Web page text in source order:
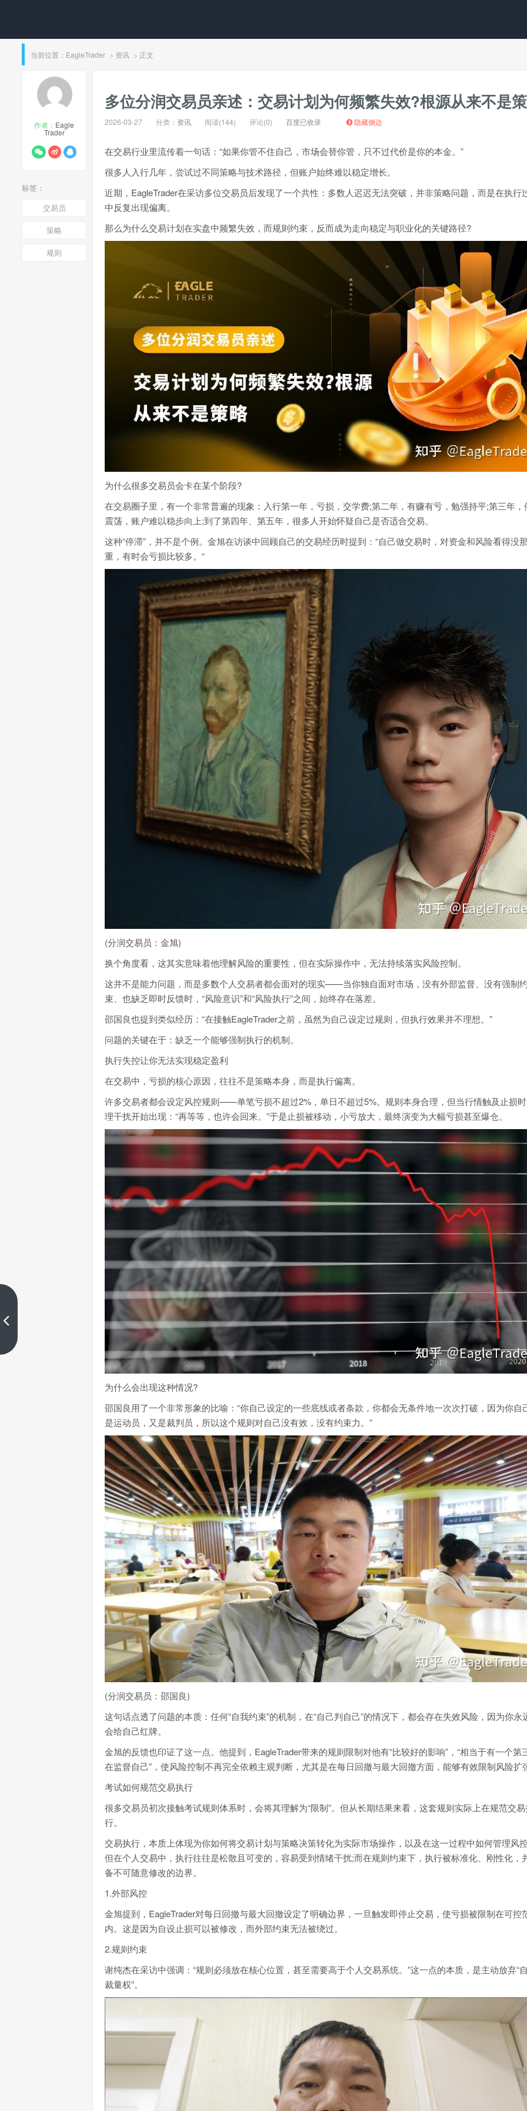
爆仓无数之后，他用1%-2%风控
把回撤控制在2-4天内
上一篇
当前位置： EagleTrader > 资讯 > 正文
作者： Eagle
Trader
标签：
交易员
策略
规则
多位分润交易员亲述：交易计划为何频繁失效?根源从来不是
2026-03-27 分类： 资讯 阅读(144) 评论(0) 百度已收录 隐藏侧边
在交易行业里流传着一句话：“如果你管不住自己，市场会替你管，只不过代价是你的本金。”
很多人入行几年，尝试过不同策略与技术路径，但账户始终难以稳定增长。
近期，EagleTrader在采访多位交易员后发现了一个共性：多数人迟迟无法突破，并非策略问题，而是在执行
中反复出现偏离。
那么为什么交易计划在实盘中频繁失效，而规则约束，反而成为走向稳定与职业化的关键路径?
为什么很多交易员会卡在某个阶段?
在交易圈子里，有一个非常普遍的现象：入行第一年，亏损，交学费;第二年，有赚有亏，勉强持平;第三年，
震荡，账户难以稳步向上;到了第四年、第五年，很多人开始怀疑自己是否适合交易。
这种“停滞”，并不是个例。金旭在访谈中回顾自己的交易经历时提到：“自己做交易时，对资金和风险看得没
重，有时会亏损比较多。“
(分润交易员：金旭)
换个角度看，这其实意味着他理解风险的重要性，但在实际操作中，无法持续落实风险控制。
这并不是能力问题，而是多数个人交易者都会面对的现实——当你独自面对市场，没有外部监督、没有强制
束、也缺乏即时反馈时，“风险意识”和“风险执行”之间，始终存在落差。
邵国良也提到类似经历：“在接触EagleTrader之前，虽然为自己设定过规则，但执行效果并不理想。”
问题的关键在于：缺乏一个能够强制执行的机制。
执行失控让你无法实现稳定盈利
在交易中，亏损的核心原因，往往不是策略本身，而是执行偏离。
许多交易者都会设定风控规则——单笔亏损不超过2%，单日不超过5%。规则本身合理，但当行情触及止损
理干扰开始出现：“再等等，也许会回来。”于是止损被移动，小亏放大，最终演变为大幅亏损甚至爆仓。
为什么会出现这种情况?
邵国良用了一个非常形象的比喻：“你自己设定的一些底线或者条款，你都会无条件地一次次打破，因为你自
是运动员，又是裁判员，所以这个规则对自己没有效，没有约束力。”
(分润交易员：邵国良)
这句话点透了问题的本质：任何“自我约束”的机制，在“自己判自己”的情况下，都会存在失效风险，因为你永
会给自己红牌。
金旭的反馈也印证了这一点。他提到，EagleTrader带来的规则限制对他有“比较好的影响”，“相当于有一个第
在监督自己”，使风险控制不再完全依赖主观判断，尤其是在每日回撤与最大回撤方面，能够有效限制风险扩
考试如何规范交易执行
很多交易员初次接触考试规则体系时，会将其理解为“限制”。但从长期结果来看，这套规则实际上在规范交
行。
交易执行，本质上体现为你如何将交易计划与策略决策转化为实际市场操作，以及在这一过程中如何管理风
但在个人交易中，执行往往是松散且可变的，容易受到情绪干扰;而在规则约束下，执行被标准化、刚性化，
备不可随意修改的边界。
1.外部风控
金旭提到，EagleTrader对每日回撤与最大回撤设定了明确边界，一旦触发即停止交易，使亏损被限制在可控
内。这是因为自设止损可以被修改，而外部约束无法被绕过。
2.规则约束
谢纯杰在采访中强调：“规则必须放在核心位置，甚至需要高于个人交易系统。”这一点的本质，是主动放弃“
裁量权”。